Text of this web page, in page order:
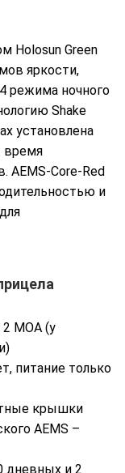
Holosun Green
яркости,
режима ночного
Shake
установлена
время
AEMS-Core-Red
и
MOA (у
питание только
крышки
AEMS –
дневных и 2